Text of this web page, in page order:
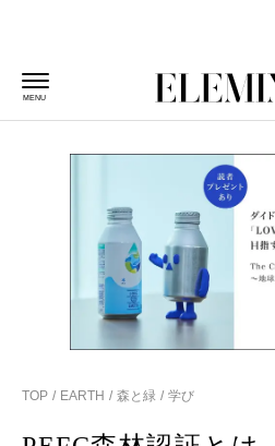
MENU
TOP EARTH 森と緑 学び